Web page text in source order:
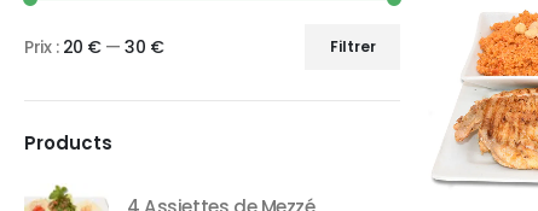
Filtrer
Prix : 20 €—30 €
Products